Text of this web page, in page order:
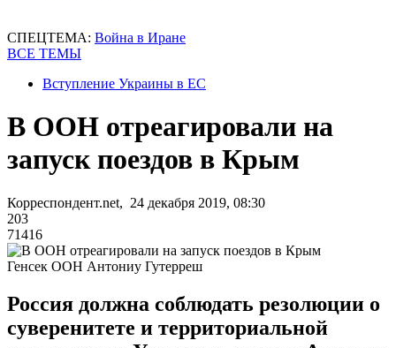
СПЕЦТЕМА: Война в Иране
ВСЕ ТЕМЫ
Вступление Украины в ЕС
В ООН отреагировали на
запуск поездов в Крым
Корреспондент.net, 24 декабря 2019, 08:30
203
71416
Генсек ООН Антониу Гутерреш
Россия должна соблюдать резолюции о
суверенитете и территориальной